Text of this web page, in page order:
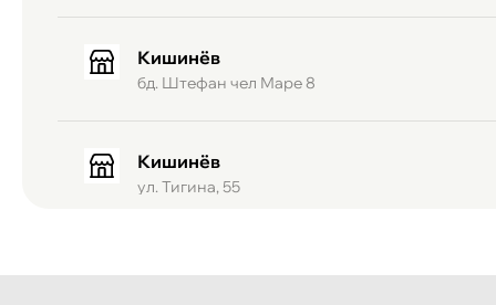
Сделай шаг вперёд —Apple iPhone 13 256GB SS
Кишинёв
бд. Штефан чел Маре 8
Кишинёв
ул. Тигина, 55